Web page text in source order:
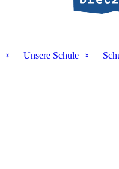
Unsere Schule